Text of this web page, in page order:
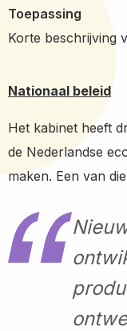
Toepassing
Korte beschrijving
Nationaal beleid
Het kabinet heeft
de Nederlandse
maken. Een van